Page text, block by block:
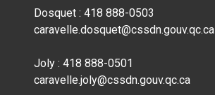
Dosquet : 418 888-0503
caravelle.dosquet@cssdn.gouv.qc.ca
Joly : 418 888-0501
caravelle.joly@cssdn.gouv.qc.ca